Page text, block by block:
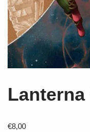
Lanterna
€8,00